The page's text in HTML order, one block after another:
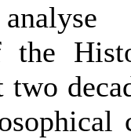
the